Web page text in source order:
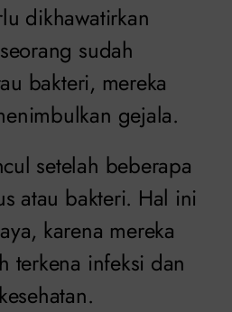
dikhawatirkan
sudah
bakteri, mereka
gejala.
setelah beberapa
atau bakteri. Hal ini
karena mereka
terkena infeksi dan